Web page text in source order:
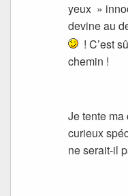
yeux »
devine au
! C’est
chemin !
Je tente
curieux
ne serait-il